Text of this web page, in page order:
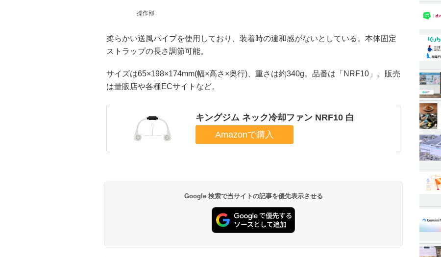
操作部
柔らかい送風パイプを使用しており、装着時の違和感がないとしている。本体固定
ストラップの長さ調節可能。
サイズは65×198×174mm(幅×高さ×奥行)、重さは約340g。品番は「NRF10」。販売
は量販店や各種ECサイトなど。
キングジム ネック冷却ファン NRF10 白
Google 検索で当サイトの記事を優先表示させる